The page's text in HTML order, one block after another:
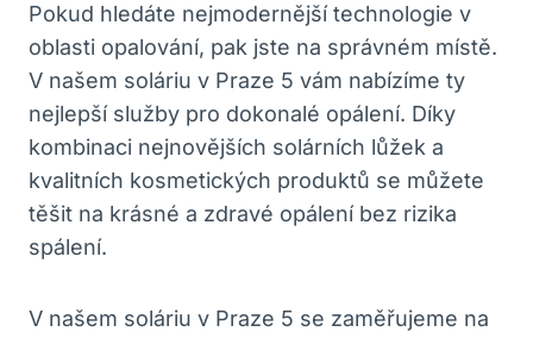
Pokud hledáte nejmodernější technologie‌ v
oblasti ⁤opalování, ⁢pak jste na správném ⁤místě.
V našem soláriu‌ v ⁤Praze 5 vám nabízíme‍ ty⁤
nejlepší služby ‍pro dokonalé opálení. ⁢Díky
kombinaci nejnovějších solárních lůžek a
kvalitních kosmetických produktů se můžete
těšit na krásné a zdravé opálení bez‍ rizika
spálení.
V​ našem soláriu v ​Praze⁢ 5 se zaměřujeme​ na